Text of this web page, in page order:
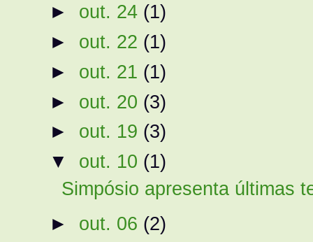
► out. 24 (1)
► out. 22 (1)
► out. 21 (1)
► out. 20 (3)
► out. 19 (3)
▼ out. 10 (1)
Simpósio apresenta últimas
► out. 06 (2)